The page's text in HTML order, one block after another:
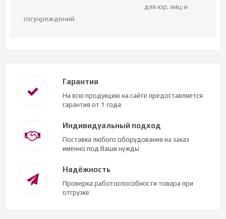
для юр. лиц и
госучреждений
Гарантия
На всю продукцию на сайте предоставляется
гарантия от 1 года
Индивидуальный подход
Поставка любого оборудования на заказ
именно под Ваши нужды
Надёжность
Проверка работоспособности товара при
отгрузке